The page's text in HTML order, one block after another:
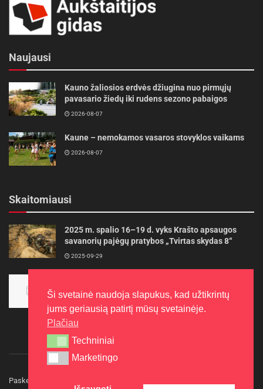
Naujausi
Kauno žaliosios erdvės džiugina nuo pirmųjų
pavasario žiedų iki rudens sezono pabaigos
2026-08-07
Kaune – nemokamos vasaros stovyklos vaikams
2026-08-07
Skaitomiausi
2025 m. spalio 16–19 d. vyks Krašto apsaugos
savanorių pajėgų pratybos „Tvirtas skydas 8“
2025-09-29
aukso
2015-10-30
Paskelbkite naujieną
Ši svetainė naudoja slapukus, kad užtikrintų
jums geriausią patirtį mūsų svetainėje.
Plačiau
Techniniai
Techniniai
Marketingo
Marketingo